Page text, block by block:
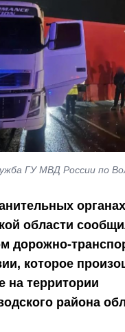
ГУ МВД России по
органах
области
дорожно-
которое
на территории
района